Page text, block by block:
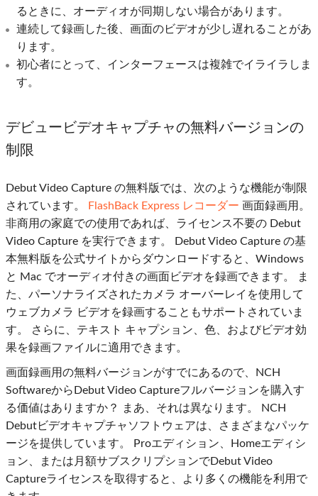
るときに、オーディオが同期しない場合があります。
連続して録画した後、画面のビデオが少し遅れることがあ
ります。
初心者にとって、インターフェースは複雑でイライラしま
す。
デビュービデオキャプチャの無料バージョンの
制限
Debut Video Capture の無料版では、次のような機能が制限
されています。
FlashBack Express レコーダー 画面録画用。
非商用の家庭での使用であれば、ライセンス不要の Debut
Video Capture を実行できます。 Debut Video Capture の基
本無料版を公式サイトからダウンロードすると、Windows
と Mac でオーディオ付きの画面ビデオを録画できます。 ま
た、パーソナライズされたカメラ オーバーレイを使用して
ウェブカメラ ビデオを録画することもサポートされていま
す。 さらに、テキスト キャプション、色、およびビデオ効
果を録画ファイルに適用できます。
画面録画用の無料バージョンがすでにあるので、NCH
SoftwareからDebut Video Captureフルバージョンを購入す
る価値はありますか？ まあ、それは異なります。 NCH
Debutビデオキャプチャソフトウェアは、さまざまなパッケ
ージを提供しています。 Proエディション、Homeエディシ
ョン、または月額サブスクリプションでDebut Video
Captureライセンスを取得すると、より多くの機能を利用で